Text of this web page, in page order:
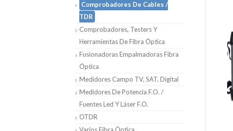
Comprobadores De Cables /
TDR
Comprobadores, Testers Y
Herramientas De Fibra Óptica
Fusionadoras Empalmadoras Fibra
Óptica
Medidores Campo TV, SAT, Digital
Medidores De Potencia F.O. /
Fuentes Led Y Láser F.O.
OTDR